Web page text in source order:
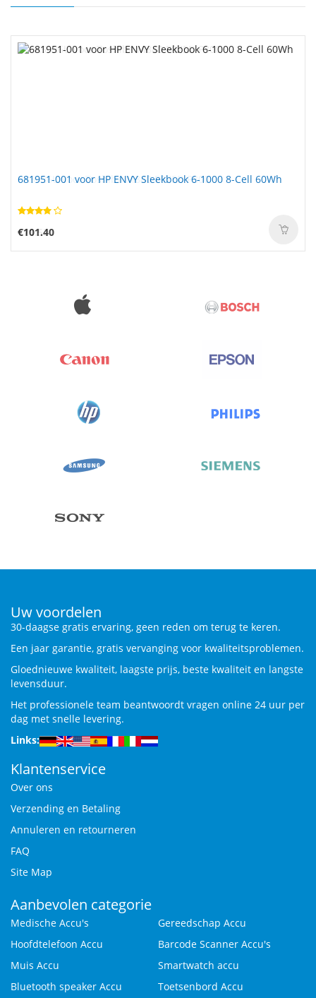
681951-001 voor HP ENVY Sleekbook 6-1000 8-Cell 60Wh
€101.40
Uw voordelen
30-daagse gratis ervaring, geen reden om terug te keren.
Een jaar garantie, gratis vervanging voor kwaliteitsproblemen.
Gloednieuwe kwaliteit, laagste prijs, beste kwaliteit en langste
levensduur.
Het professionele team beantwoordt vragen online 24 uur per
dag met snelle levering.
Links:
Klantenservice
Over ons
Verzending en Betaling
Annuleren en retourneren
FAQ
Site Map
Aanbevolen categorie
Medische Accu's
Gereedschap Accu
Hoofdtelefoon Accu
Barcode Scanner Accu's
Muis Accu
Smartwatch accu
Bluetooth speaker Accu
Toetsenbord Accu